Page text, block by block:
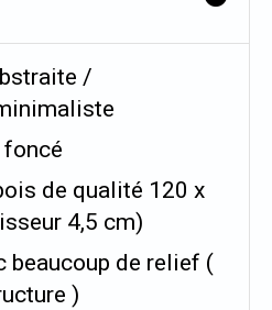
/
de qualité 120 x
4,5 cm)
beaucoup de relief (
)